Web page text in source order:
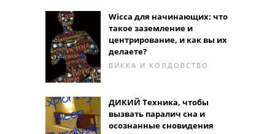
Wicca для начинающих: что
такое заземление и
центрирование, и как вы их
делаете?
ВИККА И КОЛДОВСТВО
ДИКИЙ Техника, чтобы
вызвать паралич сна и
осознанные сновидения